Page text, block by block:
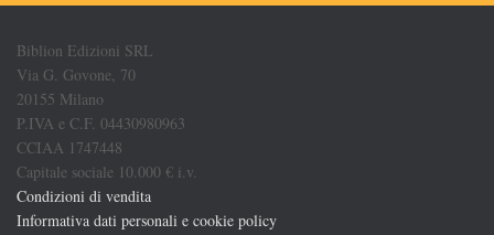
Biblion Edizioni SRL
Via G. Govone, 70
20155 Milano
P.IVA e C.F. 04430980963
CCIAA 1747448
Capitale sociale 10.000 € i.v.
Condizioni di vendita
Informativa dati personali e cookie policy